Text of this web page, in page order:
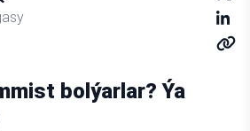
bolýarlar? Ýa